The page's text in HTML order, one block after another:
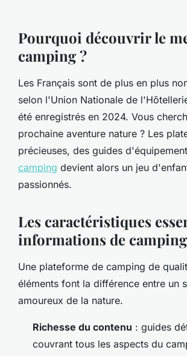
Pourquoi découvrir le
camping ?
Les Français sont de plus en plus
selon l'Union Nationale de
été enregistrés en 2024. Vous
prochaine aventure nature ? Les
précieuses, des guides
camping devient alors un jeu
passionnés.
Les caractéristiques
informations de camping
Une plateforme de camping de
éléments font la différence entre un
amoureux de la nature.
Richesse du contenu : guides
couvrant tous les aspects du